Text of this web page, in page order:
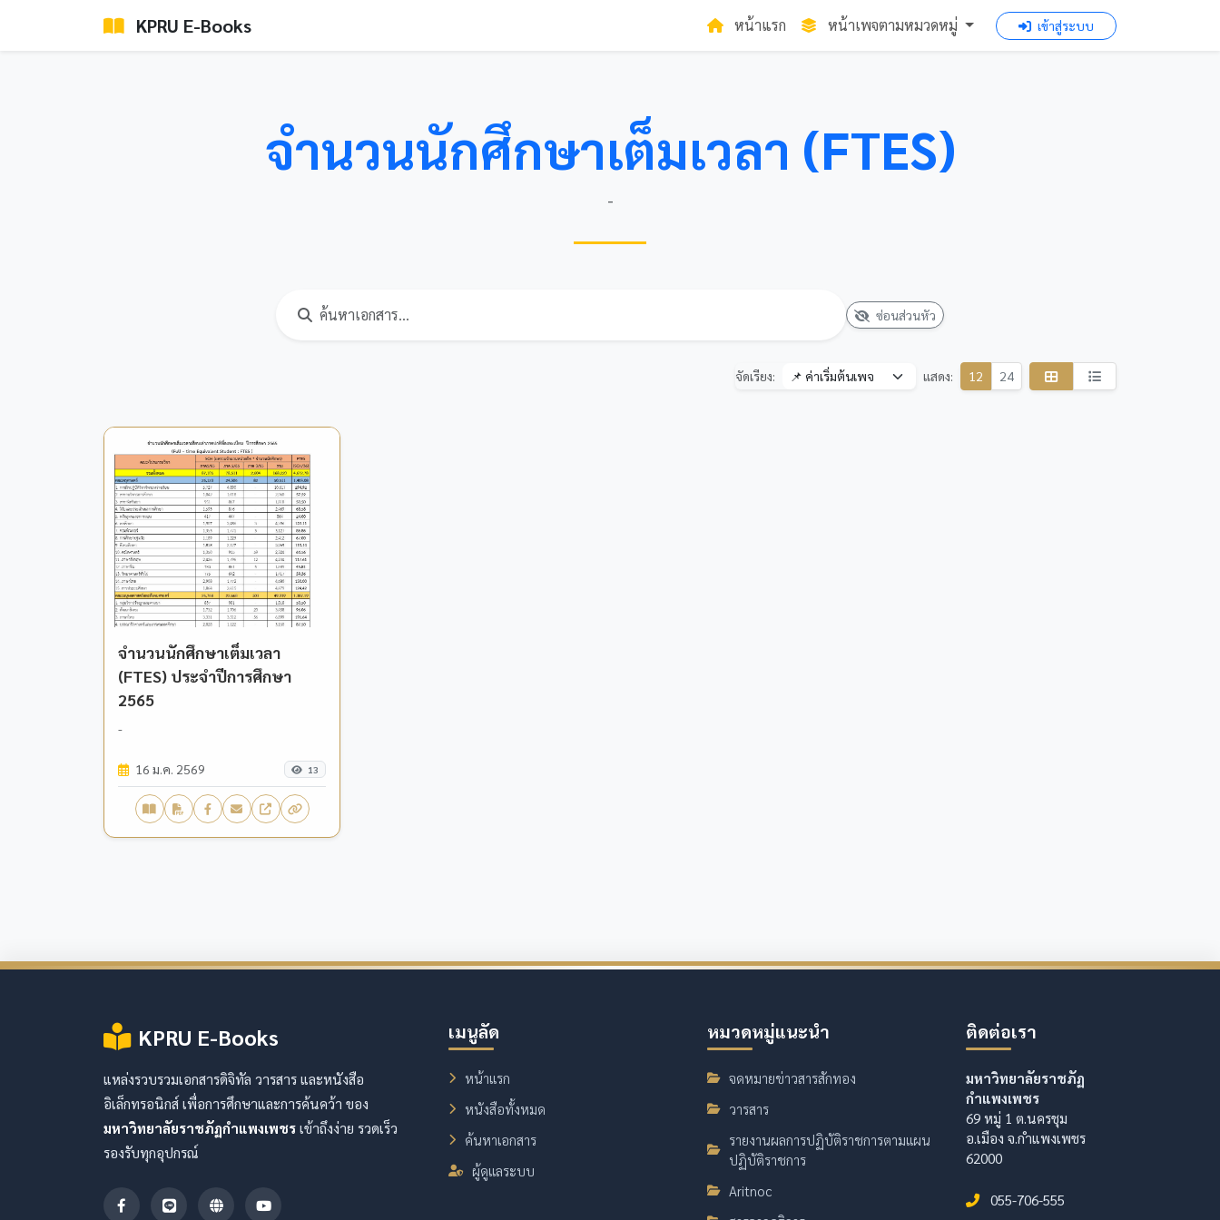
KPRU E-Books หน้าแรก หน้าเพจตามหมวดหมู่ เข้าสู่ระบบ
จำนวนนักศึกษาเต็มเวลา (FTES)
-
ซ่อนส่วนหัว
จัดเรียง: แสดง: 12 24
จำนวนนักศึกษาเต็มเวลา
(FTES) ประจำปีการศึกษา
2565
-
16 ม.ค. 2569 13
KPRU E-Books
แหล่งรวบรวมเอกสารดิจิทัล วารสาร และหนังสือ
อิเล็กทรอนิกส์ เพื่อการศึกษาและการค้นคว้า ของ
มหาวิทยาลัยราชภัฏกำแพงเพชร เข้าถึงง่าย รวดเร็ว
รองรับทุกอุปกรณ์
เมนูลัด
หน้าแรก
หนังสือทั้งหมด
ค้นหาเอกสาร
ผู้ดูแลระบบ
หมวดหมู่แนะนำ
จดหมายข่าวสารสักทอง
วารสาร
รายงานผลการปฏิบัติราชการตามแผน
ปฏิบัติราชการ
Aritnoc
ติดต่อเรา
มหาวิทยาลัยราชภัฏ
กำแพงเพชร
69 หมู่ 1 ต.นครชุม
อ.เมือง จ.กำแพงเพชร
62000
055-706-555